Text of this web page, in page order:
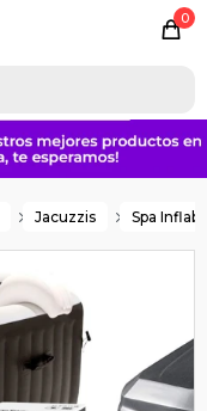
0
Jacuzzis Spa